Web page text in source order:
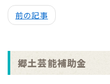
前の記事
郷土芸能補助金